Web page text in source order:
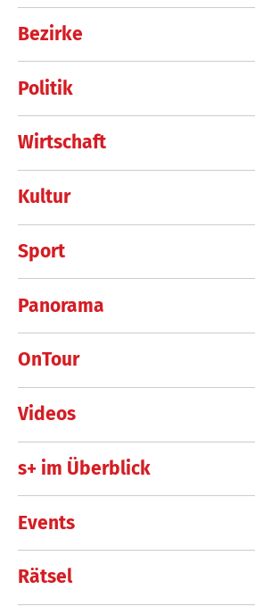
Bezirke
Politik
Wirtschaft
Kultur
Sport
Panorama
OnTour
Videos
s+ im Überblick
Events
Rätsel